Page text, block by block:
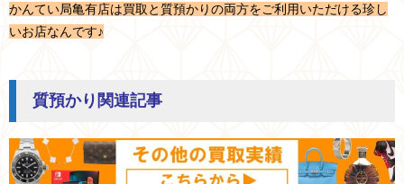
かんてい局亀有店は買取と質預かりの両方をご利用いただける珍し
いお店なんです♪
質預かり関連記事